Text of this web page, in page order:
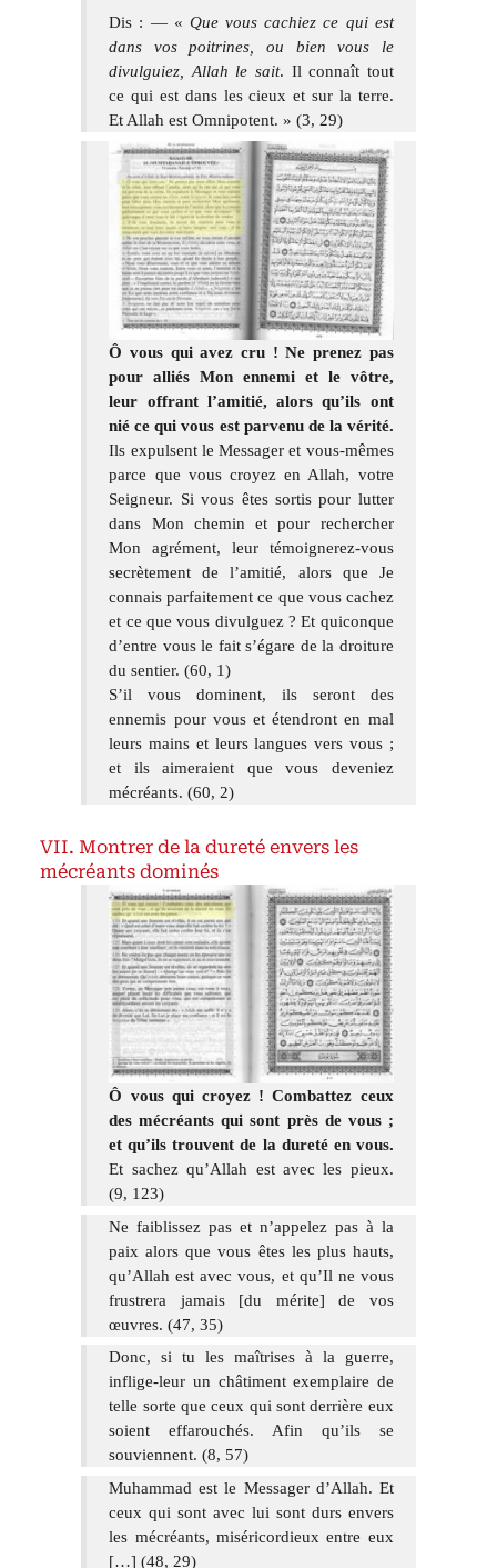
Dis : — « Que vous cachiez ce qui est
dans vos poitrines, ou bien vous le
divulguiez, Allah le sait. Il connaît tout
ce qui est dans les cieux et sur la terre.
Et Allah est Omnipotent. » (3, 29)
Ô vous qui avez cru ! Ne prenez pas
pour alliés Mon ennemi et le vôtre,
leur offrant l’amitié, alors qu’ils ont
nié ce qui vous est parvenu de la vérité.
Ils expulsent le Messager et vous-mêmes
parce que vous croyez en Allah, votre
Seigneur. Si vous êtes sortis pour lutter
dans Mon chemin et pour rechercher
Mon agrément, leur témoignerez-vous
secrètement de l’amitié, alors que Je
connais parfaitement ce que vous cachez
et ce que vous divulguez ? Et quiconque
d’entre vous le fait s’égare de la droiture
du sentier. (60, 1)
S’il vous dominent, ils seront des
ennemis pour vous et étendront en mal
leurs mains et leurs langues vers vous ;
et ils aimeraient que vous deveniez
mécréants. (60, 2)
Montrer de la dureté envers les
mécréants dominés
Ô vous qui croyez ! Combattez ceux
des mécréants qui sont près de vous ;
et qu’ils trouvent de la dureté en vous.
Et sachez qu’Allah est avec les pieux.
(9, 123)
Ne faiblissez pas et n’appelez pas à la
paix alors que vous êtes les plus hauts,
qu’Allah est avec vous, et qu’Il ne vous
frustrera jamais [du mérite] de vos
œuvres. (47, 35)
Donc, si tu les maîtrises à la guerre,
inflige-leur un châtiment exemplaire de
telle sorte que ceux qui sont derrière eux
soient effarouchés. Afin qu’ils se
souviennent. (8, 57)
Muhammad est le Messager d’Allah. Et
ceux qui sont avec lui sont durs envers
les mécréants, miséricordieux entre eux
[…] (48, 29)